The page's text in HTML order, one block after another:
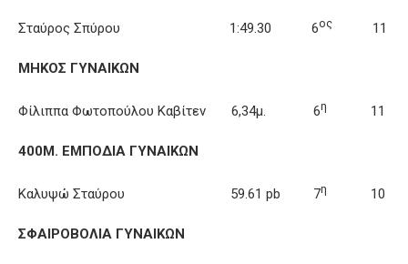
Σταύρος Σπύρου 1:49.30 6ος 11
ΜΗΚΟΣ ΓΥΝΑΙΚΩΝ
Φίλιππα Φωτοπούλου Καβίτεν 6,34μ. 6η 11
400Μ. ΕΜΠΟΔΙΑ ΓΥΝΑΙΚΩΝ
Καλυψώ Σταύρου 59.61 pb 7η 10
ΣΦΑΙΡΟΒΟΛΙΑ ΓΥΝΑΙΚΩΝ